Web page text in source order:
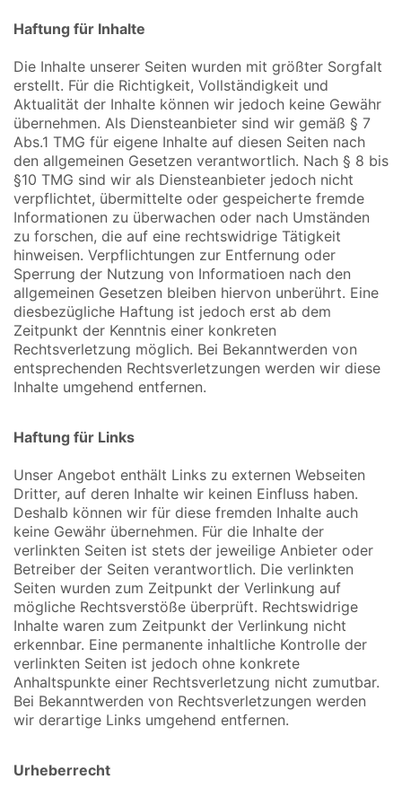
Haftung für Inhalte
Die Inhalte unserer Seiten wurden mit größter Sorgfalt
erstellt. Für die Richtigkeit, Vollständigkeit und
Aktualität der Inhalte können wir jedoch keine Gewähr
übernehmen. Als Diensteanbieter sind wir gemäß § 7
Abs.1 TMG für eigene Inhalte auf diesen Seiten nach
den allgemeinen Gesetzen verantwortlich. Nach § 8 bis
§10 TMG sind wir als Diensteanbieter jedoch nicht
verpflichtet, übermittelte oder gespeicherte fremde
Informationen zu überwachen oder nach Umständen
zu forschen, die auf eine rechtswidrige Tätigkeit
hinweisen. Verpflichtungen zur Entfernung oder
Sperrung der Nutzung von Informatioen nach den
allgemeinen Gesetzen bleiben hiervon unberührt. Eine
diesbezügliche Haftung ist jedoch erst ab dem
Zeitpunkt der Kenntnis einer konkreten
Rechtsverletzung möglich. Bei Bekanntwerden von
entsprechenden Rechtsverletzungen werden wir diese
Inhalte umgehend entfernen.
Haftung für Links
Unser Angebot enthält Links zu externen Webseiten
Dritter, auf deren Inhalte wir keinen Einfluss haben.
Deshalb können wir für diese fremden Inhalte auch
keine Gewähr übernehmen. Für die Inhalte der
verlinkten Seiten ist stets der jeweilige Anbieter oder
Betreiber der Seiten verantwortlich. Die verlinkten
Seiten wurden zum Zeitpunkt der Verlinkung auf
mögliche Rechtsverstöße überprüft. Rechtswidrige
Inhalte waren zum Zeitpunkt der Verlinkung nicht
erkennbar. Eine permanente inhaltliche Kontrolle der
verlinkten Seiten ist jedoch ohne konkrete
Anhaltspunkte einer Rechtsverletzung nicht zumutbar.
Bei Bekanntwerden von Rechtsverletzungen werden
wir derartige Links umgehend entfernen.
Urheberrecht